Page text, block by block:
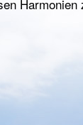
Harmonien